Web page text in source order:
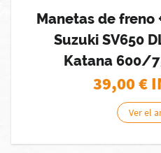
Manetas de freno
Suzuki SV650
Katana 600/
39,00€
Ver el